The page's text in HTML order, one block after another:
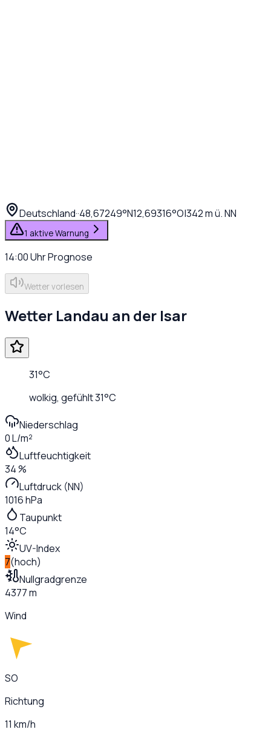
Deutschland··48,67249°N12,69316°O|342m ü. NN
1 aktive Warnung
14:00UhrPrognose
Wetter vorlesen
Wetter Landau an der Isar
31°C
wolkig, gefühlt31°C
Niederschlag
0 L/m²
Luftfeuchtigkeit
34 %
Luftdruck (NN)
1016 hPa
Taupunkt
14°C
UV-Index
7(hoch)
Nullgradgrenze
4377 m
Wind
SO
Richtung
11 km/h